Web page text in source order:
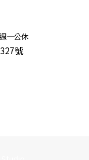
週一公休
號